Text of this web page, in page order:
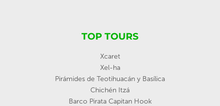
TOP TOURS
Xcaret
Xel-ha
Pirámides de Teotihuacán y Basílica
Chichén Itzá
Barco Pirata Capitan Hook